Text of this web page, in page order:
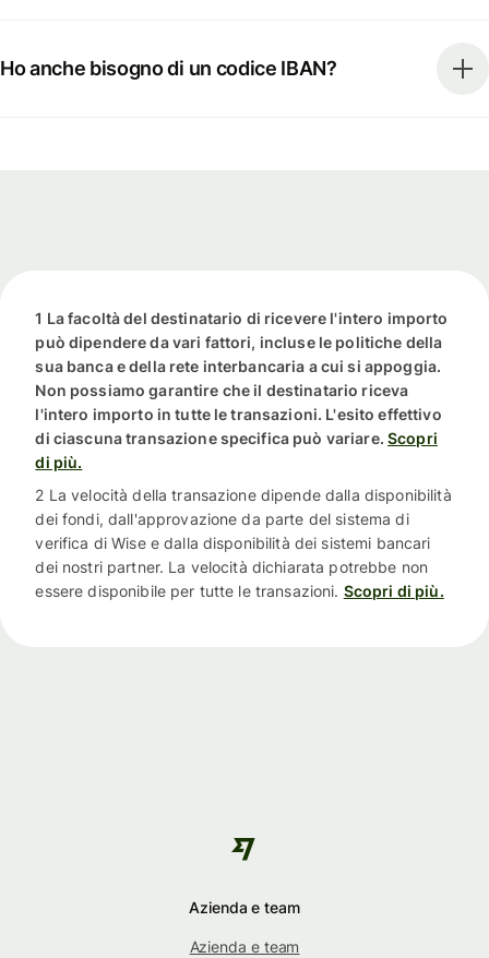
Ho anche bisogno di un codice IBAN?
1 La facoltà del destinatario di ricevere l'intero importo
può dipendere da vari fattori, incluse le politiche della
sua banca e della rete interbancaria a cui si appoggia.
Non possiamo garantire che il destinatario riceva
l'intero importo in tutte le transazioni. L'esito effettivo
di ciascuna transazione specifica può variare. Scopri
di più.
2 La velocità della transazione dipende dalla disponibilità
dei fondi, dall'approvazione da parte del sistema di
verifica di Wise e dalla disponibilità dei sistemi bancari
dei nostri partner. La velocità dichiarata potrebbe non
essere disponibile per tutte le transazioni. Scopri di più.
Azienda e team
Azienda e team